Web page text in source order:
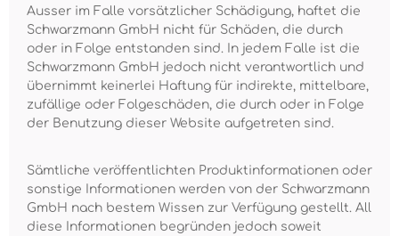
Ausser im Falle vorsätzlicher Schädigung, haftet die
Schwarzmann GmbH nicht für Schäden, die durch
oder in Folge entstanden sind. In jedem Falle ist die
Schwarzmann GmbH jedoch nicht verantwortlich und
übernimmt keinerlei Haftung für indirekte, mittelbare,
zufällige oder Folgeschäden, die durch oder in Folge
der Benutzung dieser Website aufgetreten sind.
Sämtliche veröffentlichten Produktinformationen oder
sonstige Informationen werden von der Schwarzmann
GmbH nach bestem Wissen zur Verfügung gestellt. All
diese Informationen begründen jedoch soweit